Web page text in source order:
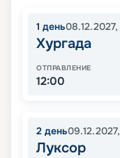
1 день08.12.2027,
Хургада
ОТПРАВЛЕНИЕ
12:00
2 день09.12.2027,
Луксор